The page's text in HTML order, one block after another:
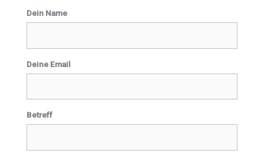
Dein Name
Deine Email
Betreff